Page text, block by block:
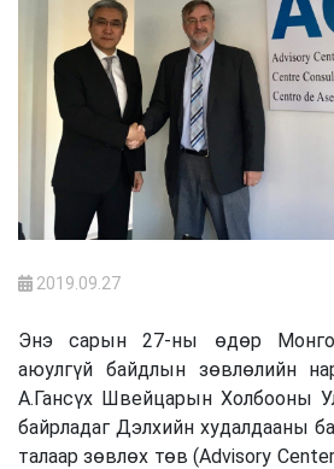
2019.09.27
Энэ сарын 27-ны өдөр
аюулгүй байдлын зөвлөлийн
А.Гансүх Швейцарын Холбооны
байрладаг Дэлхийн худалдааны
талаар зөвлөх төв (Advisory